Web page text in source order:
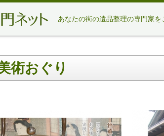
あなたの街の遺品整理の専門家を
術おぐり